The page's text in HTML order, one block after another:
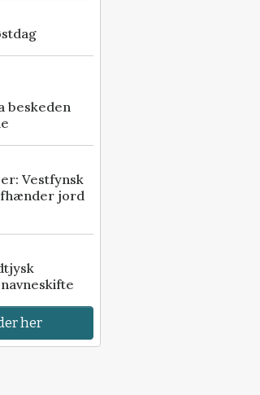
beskeden
Vestfynsk
jord
her